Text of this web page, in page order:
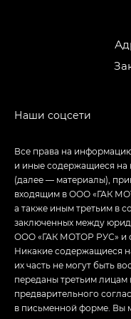
Empow — Эмпау
Все права на
и иные содержащиеся на
(далее — материалы),
входящим в ООО «ГАК
а также иным третьим в
заключенных между
ООО «ГАК МОТОР РУС» и
Никакие содержащиеся
их часть не могут быть
переданы третьим лицам
предварительного
в письменной форме. Вы